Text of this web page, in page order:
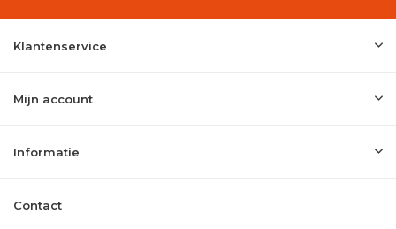
Klantenservice
Mijn account
Informatie
Contact